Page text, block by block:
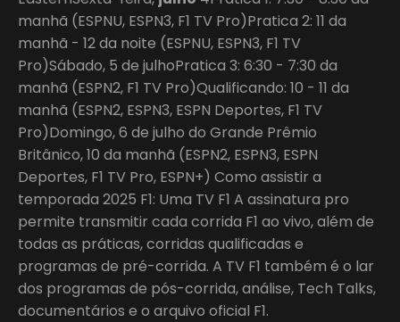
manhã (ESPNU, ESPN3, F1 TV Pro)Pratica 2: 11 da
manhã - 12 da noite (ESPNU, ESPN3, F1 TV
Pro)Sábado, 5 de julhoPratica 3: 6:30 - 7:30 da
manhã (ESPN2, F1 TV Pro)Qualificando: 10 - 11 da
manhã (ESPN2, ESPN3, ESPN Deportes, F1 TV
Pro)Domingo, 6 de julho do Grande Prêmio
Britânico, 10 da manhã (ESPN2, ESPN3, ESPN
Deportes, F1 TV Pro, ESPN+) Como assistir a
temporada 2025 F1: Uma TV F1 A assinatura pro
permite transmitir cada corrida F1 ao vivo, além de
todas as práticas, corridas qualificadas e
programas de pré-corrida. A TV F1 também é o lar
dos programas de pós-corrida, análise, Tech Talks,
documentários e o arquivo oficial F1.